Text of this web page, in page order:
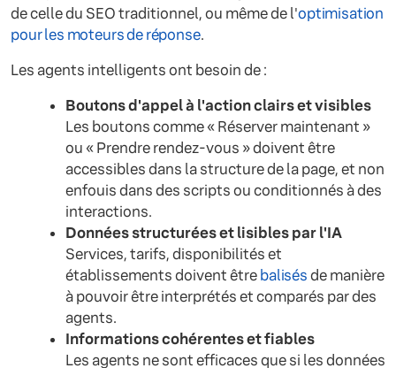
de celle du SEO traditionnel, ou même de l'optimisation
pour les moteurs de réponse.
Les agents intelligents ont besoin de :
Boutons d'appel à l'action clairs et visibles
Les boutons comme « Réserver maintenant »
ou « Prendre rendez-vous » doivent être
accessibles dans la structure de la page, et non
enfouis dans des scripts ou conditionnés à des
interactions.
Données structurées et lisibles par l'IA
Services, tarifs, disponibilités et
établissements doivent être balisésde manière
à pouvoir être interprétés et comparés par des
agents.
Informations cohérentes et fiables
Les agents ne sont efficaces que si les données